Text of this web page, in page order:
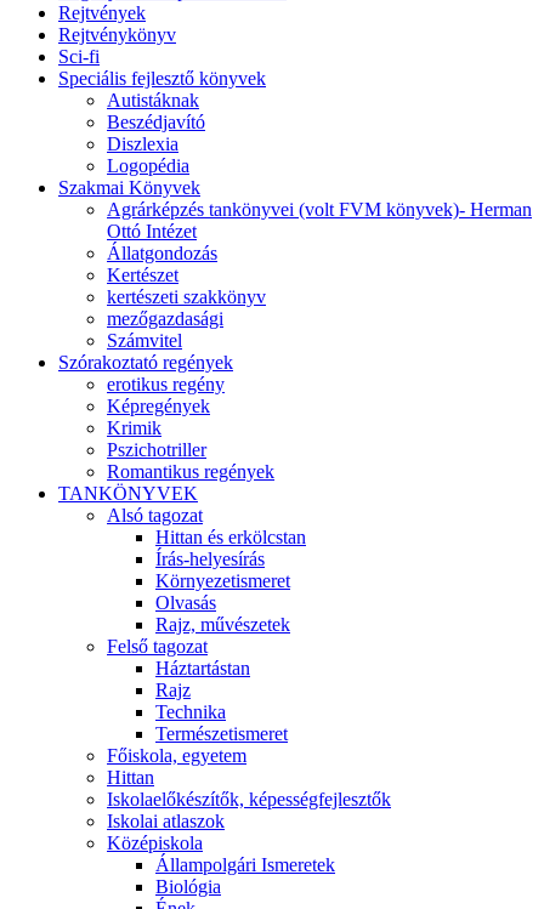
Rejtvények
Rejtvénykönyv
Sci-fi
Speciális fejlesztő könyvek
Autistáknak
Beszédjavító
Diszlexia
Logopédia
Szakmai Könyvek
Agrárképzés tankönyvei (volt FVM könyvek)- Herman
Ottó Intézet
Állatgondozás
Kertészet
kertészeti szakkönyv
mezőgazdasági
Számvitel
Szórakoztató regények
erotikus regény
Képregények
Krimik
Pszichotriller
Romantikus regények
TANKÖNYVEK
Alsó tagozat
Hittan és erkölcstan
Írás-helyesírás
Környezetismeret
Olvasás
Rajz, művészetek
Felső tagozat
Háztartástan
Rajz
Technika
Természetismeret
Főiskola, egyetem
Hittan
Iskolaelőkészítők, képességfejlesztők
Iskolai atlaszok
Középiskola
Állampolgári Ismeretek
Biológia